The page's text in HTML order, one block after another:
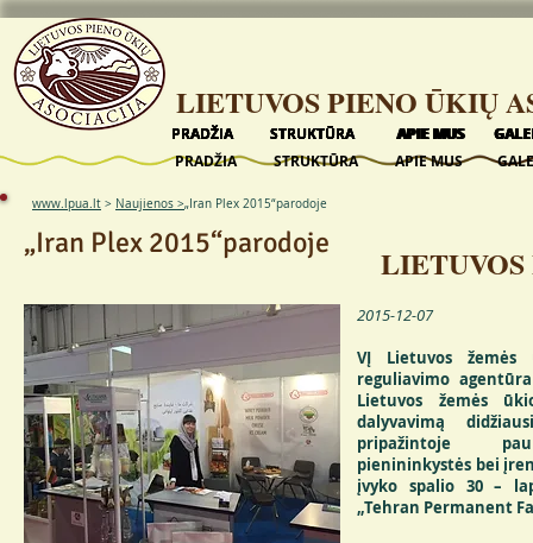
APIE MUS
STRUKTŪRA
PRADŽIA STRUKTŪRA APIE MUS
PRADŽIA
PRADŽIA STRUKTŪRA APIE MUS
PRADŽIA STRUKTŪRA APIE MUS
PRADŽIA STRUKTŪRA APIE MUS
LIETUVOS PIENO ŪKIŲ
PRADŽIA STRUKTŪRA APIE MUS
„Iran Plex 2015“parodoje
www.lpua.lt > Naujienos >„Iran Plex 2015“parodoje
2015-12-07
VĮ Lietuvos
reguliavimo
Lietuvos žemės
dalyvavimą
pripažintoje
pienininkystės bei
įvyko spalio 30 –
„Tehran Permanent